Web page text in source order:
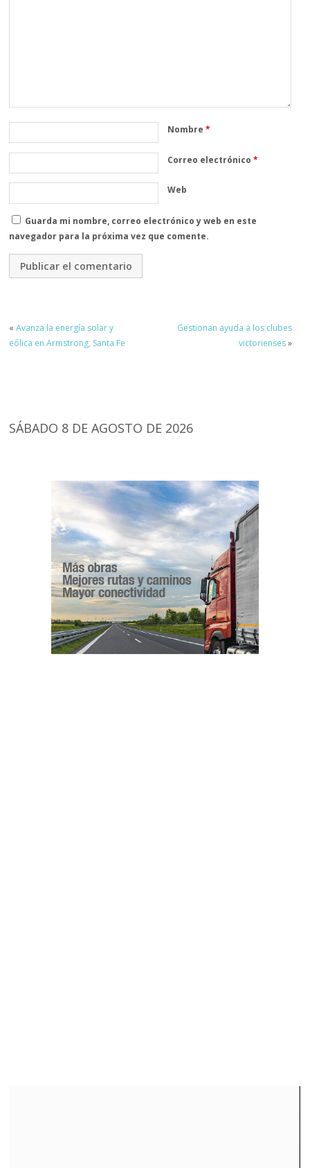
Nombre*
Correo electrónico*
Web
Guarda mi nombre, correo electrónico y web en este
navegador para la próxima vez que comente.
«Avanza la energía solar y
eólica en Armstrong, Santa Fe
Gestionan ayuda a los clubes
victorienses»
SÁBADO 8 DE AGOSTO DE 2026